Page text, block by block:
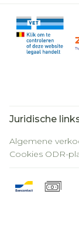
Juridische
Algemene
Cookies ODR-